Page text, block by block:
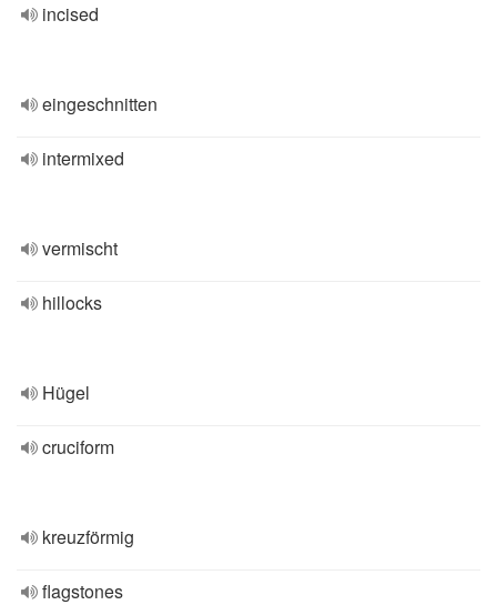
incised
eingeschnitten
intermixed
vermischt
hillocks
Hügel
cruciform
kreuzförmig
flagstones